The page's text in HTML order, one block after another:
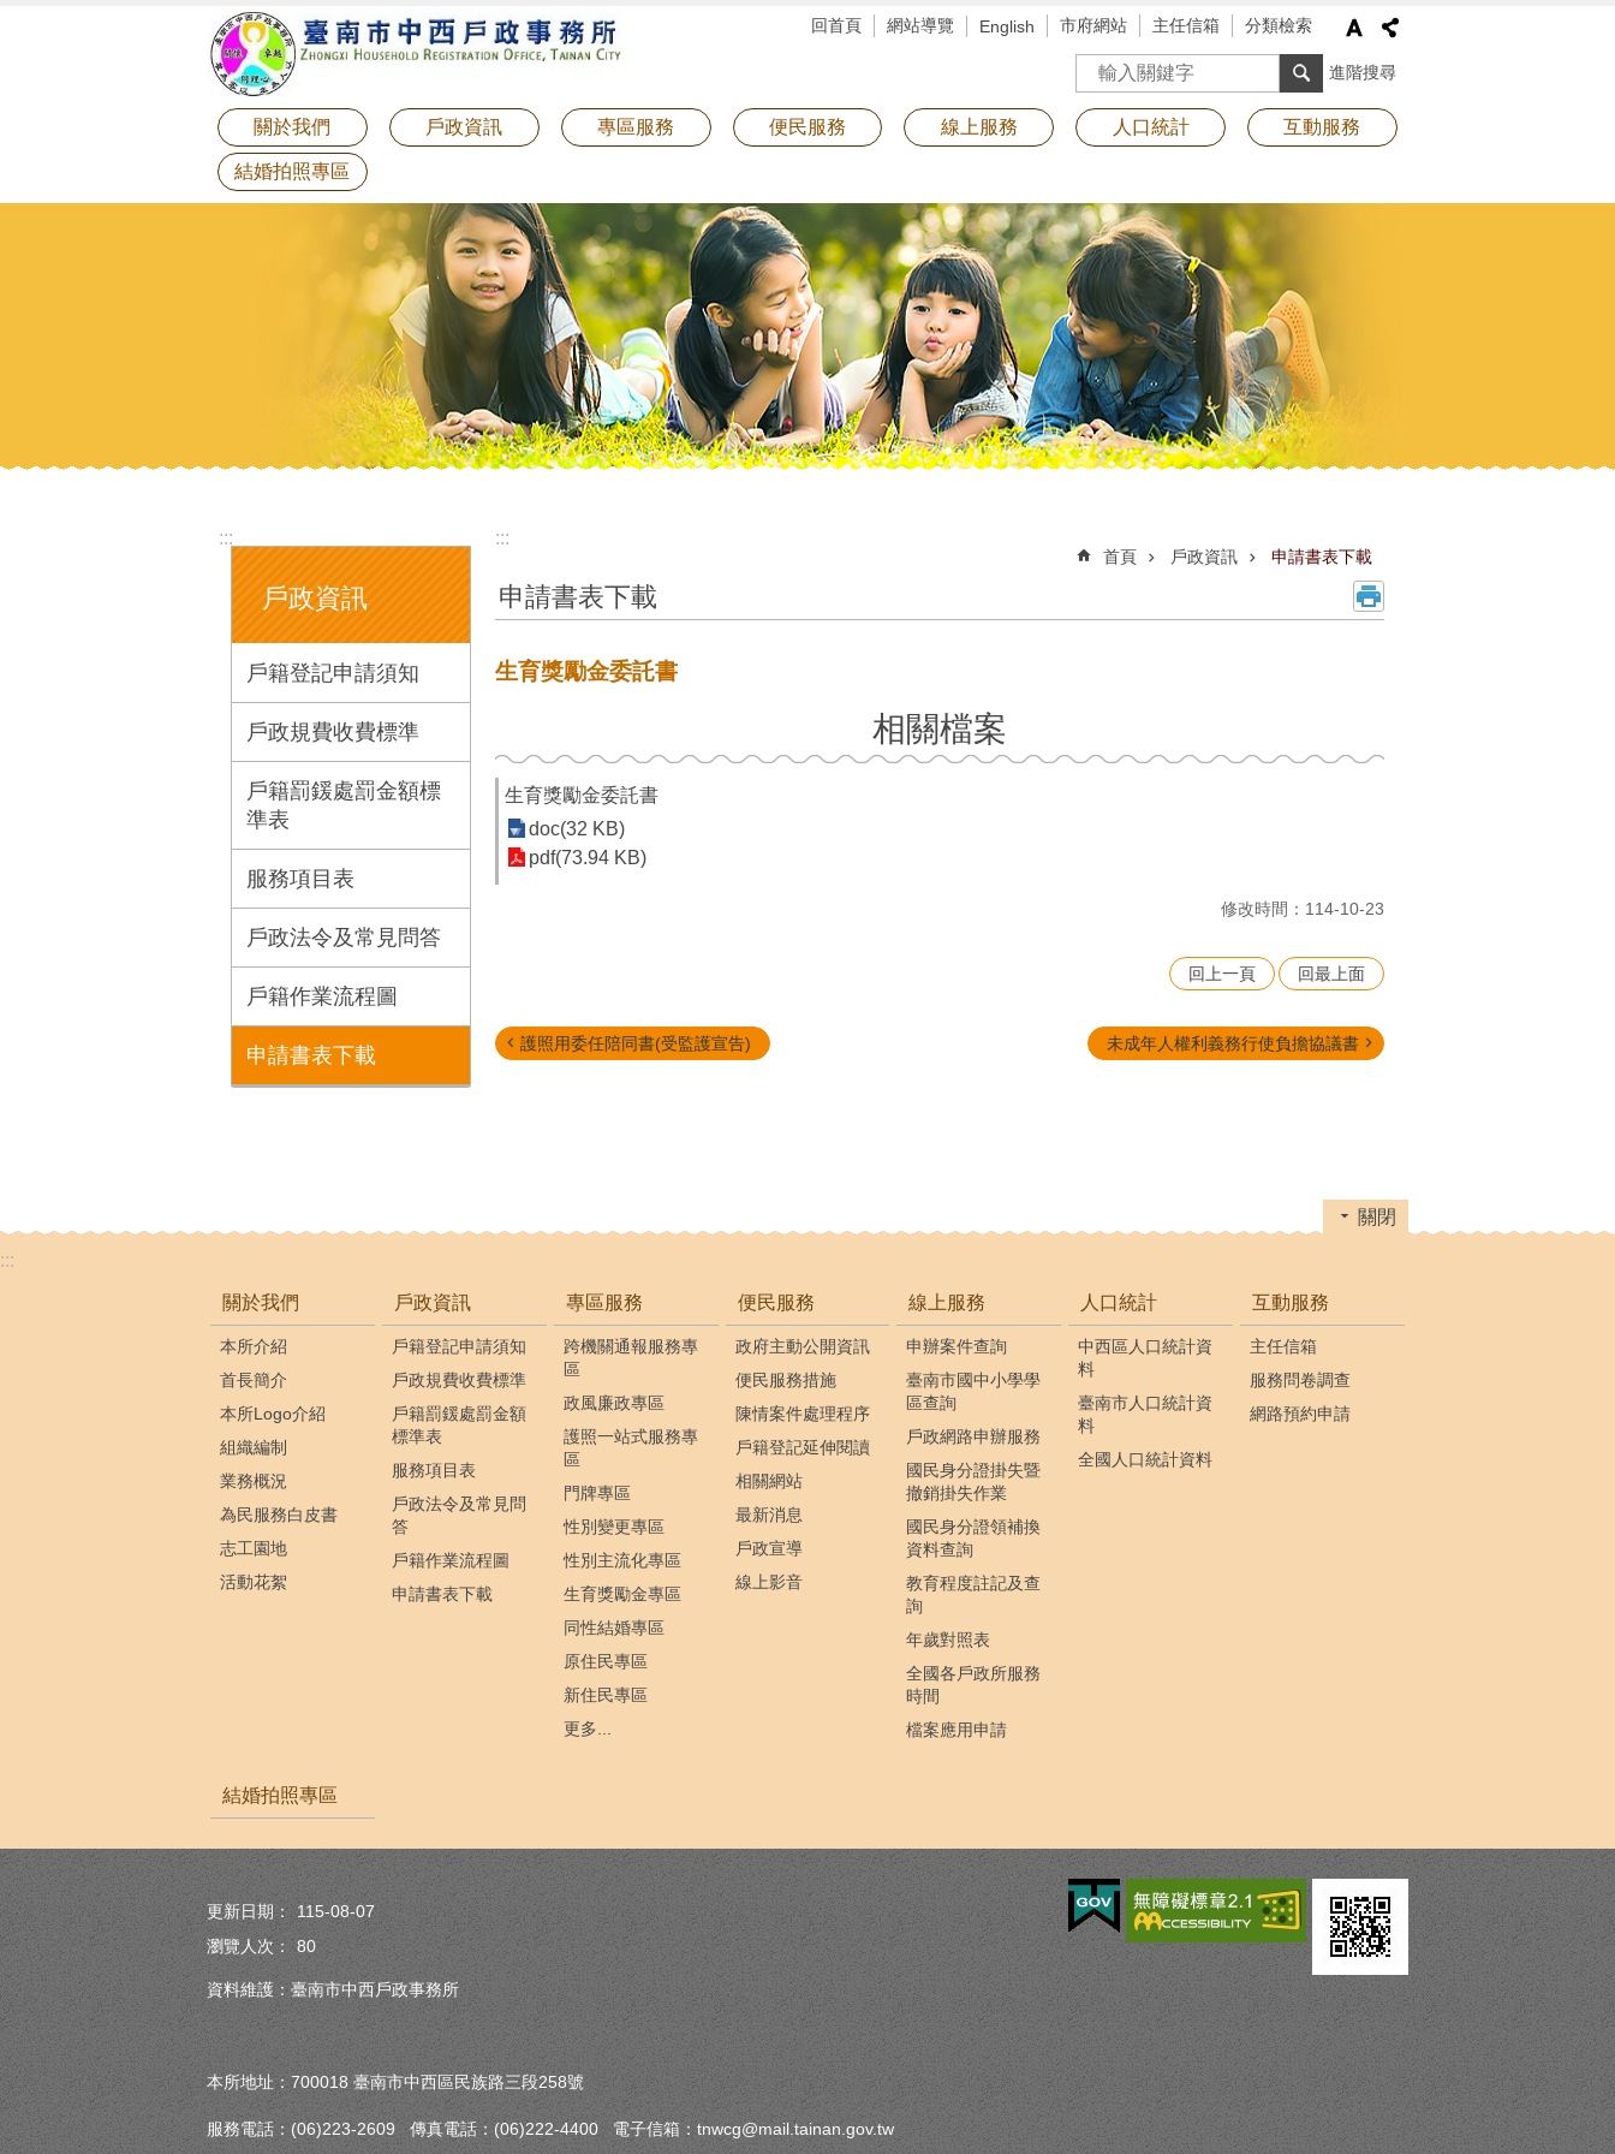
回首頁 網站導覽 English 市府網站 主任信箱 分類檢索
搜尋 進階搜尋
關於我們 戶政資訊 專區服務 便民服務 線上服務 人口統計 互動服務
結婚拍照專區
:::
戶政資訊
戶籍登記申請須知
戶政規費收費標準
戶籍罰鍰處罰金額標
準表
服務項目表
戶政法令及常見問答
戶籍作業流程圖
申請書表下載
:::
首頁 戶政資訊 申請書表下載
申請書表下載
生育獎勵金委託書
相關檔案
生育獎勵金委託書
doc(32 KB)
pdf(73.94 KB)
修改時間：114-10-23
回上一頁 回最上面
護照用委任陪同書(受監護宣告) 未成年人權利義務行使負擔協議書
關閉
:::
關於我們
本所介紹
首長簡介
本所Logo介紹
組織編制
業務概況
為民服務白皮書
志工園地
活動花絮
戶政資訊
戶籍登記申請須知
戶政規費收費標準
戶籍罰鍰處罰金額
標準表
服務項目表
戶政法令及常見問
答
戶籍作業流程圖
申請書表下載
專區服務
跨機關通報服務專
區
政風廉政專區
護照一站式服務專
區
門牌專區
性別變更專區
性別主流化專區
生育獎勵金專區
同性結婚專區
原住民專區
新住民專區
更多...
便民服務
政府主動公開資訊
便民服務措施
陳情案件處理程序
戶籍登記延伸閱讀
相關網站
最新消息
戶政宣導
線上影音
線上服務
申辦案件查詢
臺南市國中小學學
區查詢
戶政網路申辦服務
國民身分證掛失暨
撤銷掛失作業
國民身分證領補換
資料查詢
教育程度註記及查
詢
年歲對照表
全國各戶政所服務
時間
檔案應用申請
人口統計
中西區人口統計資
料
臺南市人口統計資
料
全國人口統計資料
互動服務
主任信箱
服務問卷調查
網路預約申請
結婚拍照專區
更新日期：
115-08-07
瀏覽人次：
80
資料維護：臺南市中西戶政事務所
本所地址：700018 臺南市中西區民族路三段258號
服務電話：(06)223-2609 傳真電話：(06)222-4400 電子信箱：tnwcg@mail.tainan.gov.tw